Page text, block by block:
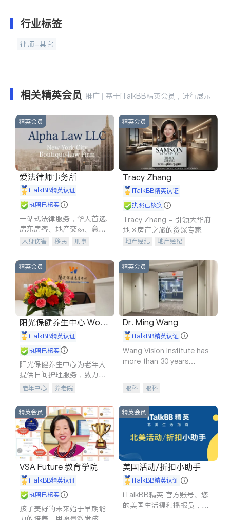
行业标签
律师-其它
相关精英会员 推广 | 基于iTalkBB精英会员，进行展示
精英会员
爱法律师事务所
iTalkBB精英认证
执照已核实
一站式法律服务，华人首选.
房东房客、地产交易、意外
伤害、车祸重伤、商业诉
建筑合同、刑事案件全包办
人身伤害 移民
刑事
信托/遗嘱
商业
商标注册
律师-其它 保释
精英会员
Tracy Zhang
iTalkBB精英认证
执照已核实
Tracy Zhang - 引领大华府
地区房产之旅的资深专家
地产经纪
地产经纪
商铺租售
开发商建商
精英会员
阳光保健养生中心 World
shine
iTalkBB精英认证
执照已核实
阳光保健养生中心为老年人
提供日间护理服务，致力于
通过持续的护理创新来有效
老年中心 养老院
精英会员
Dr. Ming Wang
iTalkBB精英认证
Wang Vision Institute has
more than 30 years
眼科 眼科
精英会员
VSA Future 教育学院
iTalkBB精英认证
执照已核实
孩子美好的未来始于早期能
精英会员
美国活动/折扣小助手
iTalkBB精英认证
iTalkBB精英 官方账号。您
的美国生活福利播报员，精